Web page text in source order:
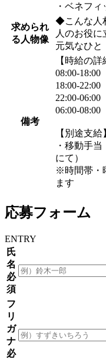
・ベネフ
求められ
る人物像
◆こんな人
人のお役に
元気なひと
備考
【時給の
08:00-
18:00-
22:00-
06:00-
【別途支給
・移動手
にて）
※時間帯・
ます
応募フォーム
ENTRY
氏
名
必
須
フ
リ
ガ
ナ
必